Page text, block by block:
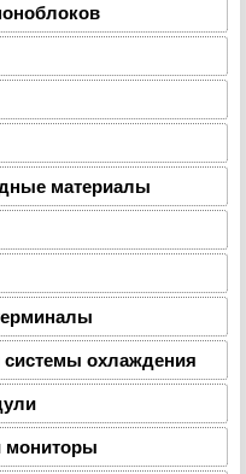
материалы
охлаждения
мониторы